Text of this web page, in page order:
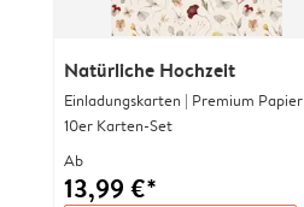
Natürliche Hochzeit
Einladungskarten | Premium Papier
10er Karten-Set
Ab
13,99 €*